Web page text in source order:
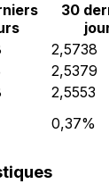
30
2,5738
2,5379
2,5553
0,37%